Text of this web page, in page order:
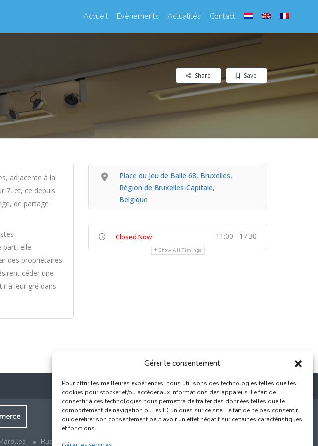
Gérer le consentement
Pour offrir les meilleures expériences, nous utilisons des technologies telles que les
cookies pour stocker et/ou accéder aux informations des appareils. Le fait de
consentir à ces technologies nous permettra de traiter des données telles que le
comportement de navigation ou les ID uniques sur ce site. Le fait de ne pas consentir
ou de retirer son consentement peut avoir un effet négatif sur certaines caractéristiques
et fonctions.
Accueil Évènements Actualités Contact
Save
Share
adjacente à la
7, et, ce depuis
de partage
part, elle
des propriétaires
céder une
à leur gré dans
Place du Jeu de Balle 68, Bruxelles,
Région de Bruxelles-Capitale,
Belgique
Closed Now 11:00 - 17:30
Show All Timings
Rue Haute 77 - 1000 Bruxelles